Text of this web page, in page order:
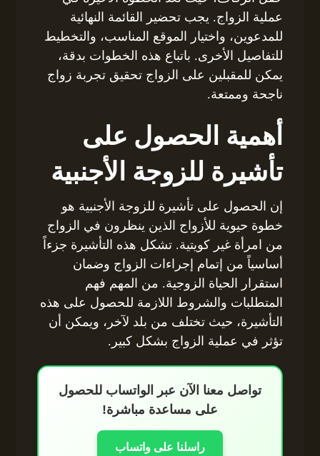
عملية الزواج. يجب تحضير القائمة النهائية
للمدعوين، واختيار الموقع المناسب، والتخطيط
للتفاصيل الأخرى. باتباع هذه الخطوات بدقة،
يمكن للمقبلين على الزواج تحقيق تجربة زواج
ناجحة وممتعة.
أهمية الحصول على
تأشيرة للزوجة الأجنبية
إن الحصول على تأشيرة للزوجة الأجنبية هو
خطوة حيوية للأزواج الذين ينظرون في الزواج
من امرأة غير كويتية. تشكل هذه التأشيرة جزءاً
أساسياً من إتمام إجراءات الزواج وضمان
استقرار الحياة الزوجية. من المهم فهم
المتطلبات والشروط اللازمة للحصول على هذه
التأشيرة، حيث تختلف من بلد لآخر، ويمكن أن
تؤثر في عملية الزواج بشكل كبير.
تواصل معنا الآن عبر الواتساب للحصول
على مساعدة مباشرة!
راسلنا على واتساب